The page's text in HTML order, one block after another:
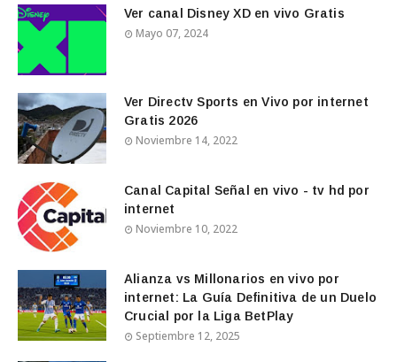
Ver canal Disney XD en vivo Gratis
Mayo 07, 2024
Ver Directv Sports en Vivo por internet
Gratis 2026
Noviembre 14, 2022
Canal Capital Señal en vivo - tv hd por
internet
Noviembre 10, 2022
Alianza vs Millonarios en vivo por
internet: La Guía Definitiva de un Duelo
Crucial por la Liga BetPlay
Septiembre 12, 2025